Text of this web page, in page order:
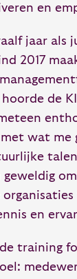
en
jaar als
2017
de
wat me
geweldig
en
training